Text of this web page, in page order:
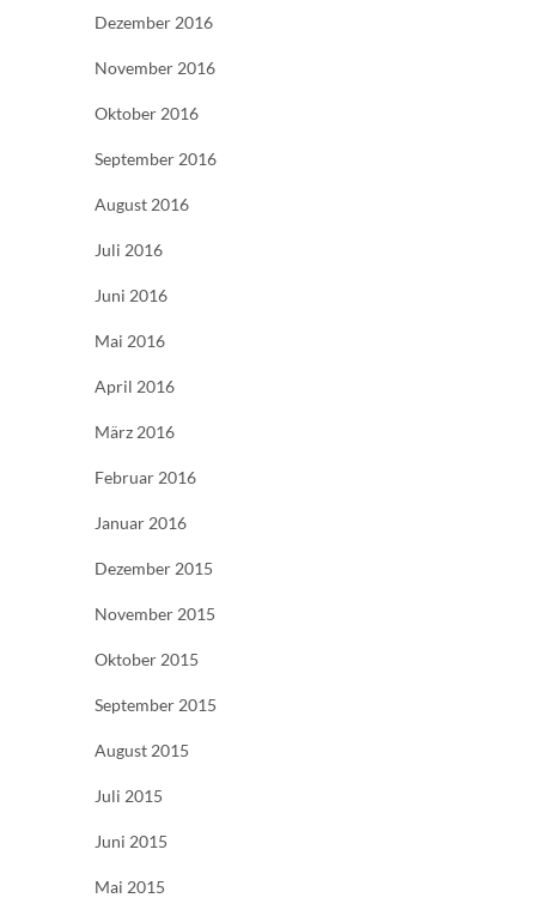
Dezember 2016
November 2016
Oktober 2016
September 2016
August 2016
Juli 2016
Juni 2016
Mai 2016
April 2016
März 2016
Februar 2016
Januar 2016
Dezember 2015
November 2015
Oktober 2015
September 2015
August 2015
Juli 2015
Juni 2015
Mai 2015